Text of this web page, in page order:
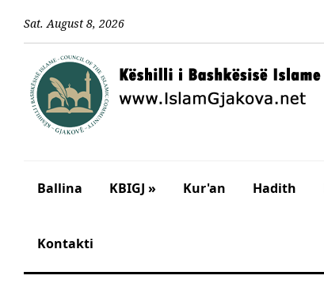
Sat. August 8, 2026
Ballina KBIGJ » Kur'an Hadith
Kontakti